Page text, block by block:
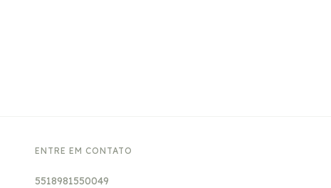
ENTRE EM CONTATO
5518981550049